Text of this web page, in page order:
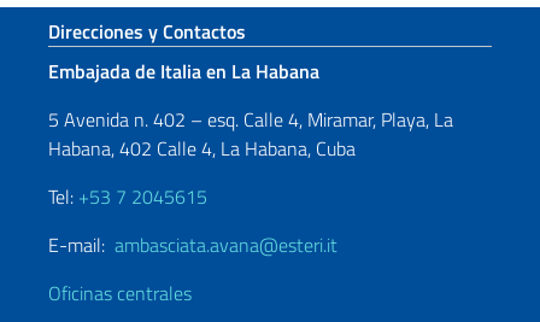
Sezione footer
Direcciones y Contactos
Embajada de Italia en La Habana
5 Avenida n. 402 – esq. Calle 4, Miramar, Playa, La
Habana, 402 Calle 4, La Habana, Cuba
Tel: +53 7 2045615
E-mail: ambasciata.avana@esteri.it
Oficinas centrales